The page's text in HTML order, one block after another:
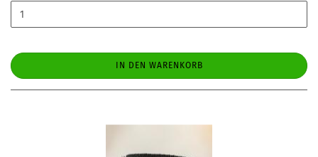
IN DEN WARENKORB